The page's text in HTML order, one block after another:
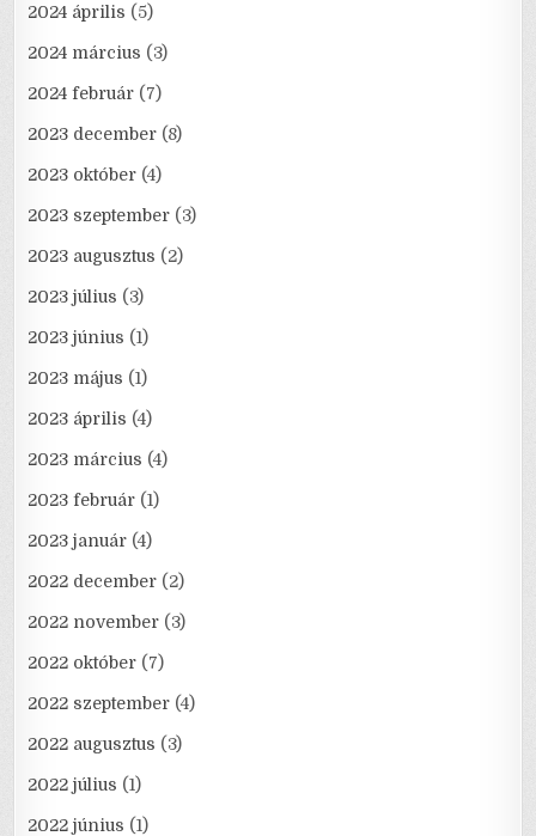
2024 április (5)
2024 március (3)
2024 február (7)
2023 december (8)
2023 október (4)
2023 szeptember (3)
2023 augusztus (2)
2023 július (3)
2023 június (1)
2023 május (1)
2023 április (4)
2023 március (4)
2023 február (1)
2023 január (4)
2022 december (2)
2022 november (3)
2022 október (7)
2022 szeptember (4)
2022 augusztus (3)
2022 július (1)
2022 június (1)